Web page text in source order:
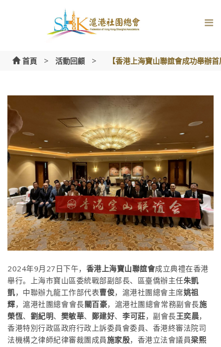
首頁 > 活動回顧 > 【香港上海寶山聯誼會成功舉辦
2024年9月27日下午， 香港上海寶山聯誼會成立典禮在香港
舉行。上海市寶山區委統戰部副部長、區臺僑辦主任朱凱
凱，中聯辦九龍工作部代表曹俊，滬港社團總會主席姚祖
輝，滬港社團總會會長關百豪， 滬港社團總會常務副會長施
榮恆、 劉紀明、 樊敏華、 鄭建好、李可莊，副會長王奕晨，
香港特別行政區政府行政上訴委員會委員、香港終審法院司
法機構之律師紀律審裁團成員施家殷，香港立法會議員梁熙